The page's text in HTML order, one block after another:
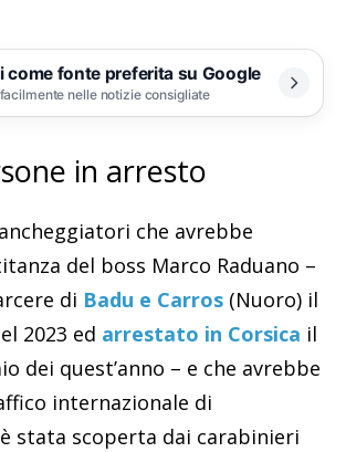
come fonte preferita su Google
nelle notizie consigliate
in arresto
che avrebbe
del boss Marco Raduano –
di Badu e Carros (Nuoro) il
2023 ed arrestato in Corsica il
dei quest’anno – e che avrebbe
internazionale di
stata scoperta dai carabinieri